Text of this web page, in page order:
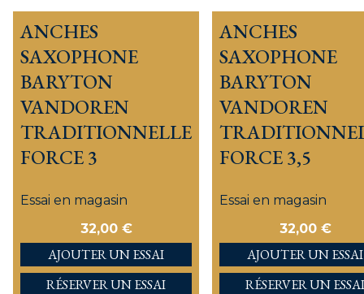
ANCHES
SAXOPHONE
BARYTON
VANDOREN
TRADITIONNELLE
FORCE 3
Essai en magasin
32,00 €
AJOUTER
RÉSERVER UN ESSAI
ANCHES
SAXOPHONE
BARYTON
VANDOREN
FORCE 3,5
Essai en magasin
32,00 €
AJOUTER
RÉSERVER UN ESSAI